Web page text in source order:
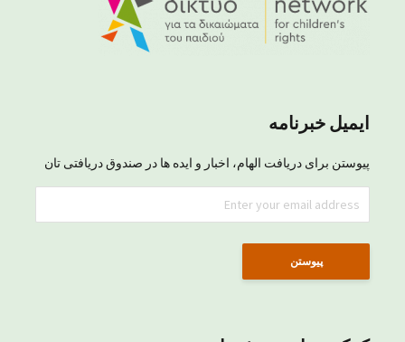
ایمیل خبرنامه
پیوستن برای دریافت الهام، اخبار و ایده ها در صندوق دریافتی تان